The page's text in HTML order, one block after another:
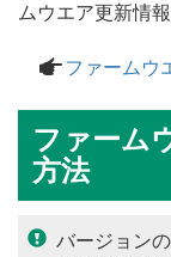
ムウエア更新情
aファームウ
ファーム
方法
バージョン